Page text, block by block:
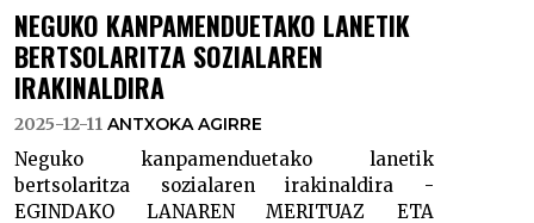
NEGUKO KANPAMENDUETAKO LANETIK
BERTSOLARITZA SOZIALAREN
IRAKINALDIRA
2025-12-11 ANTXOKA AGIRRE
Neguko kanpamenduetako lanetik
bertsolaritza sozialaren irakinaldira -
EGINDAKO LANAREN MERITUAZ ETA